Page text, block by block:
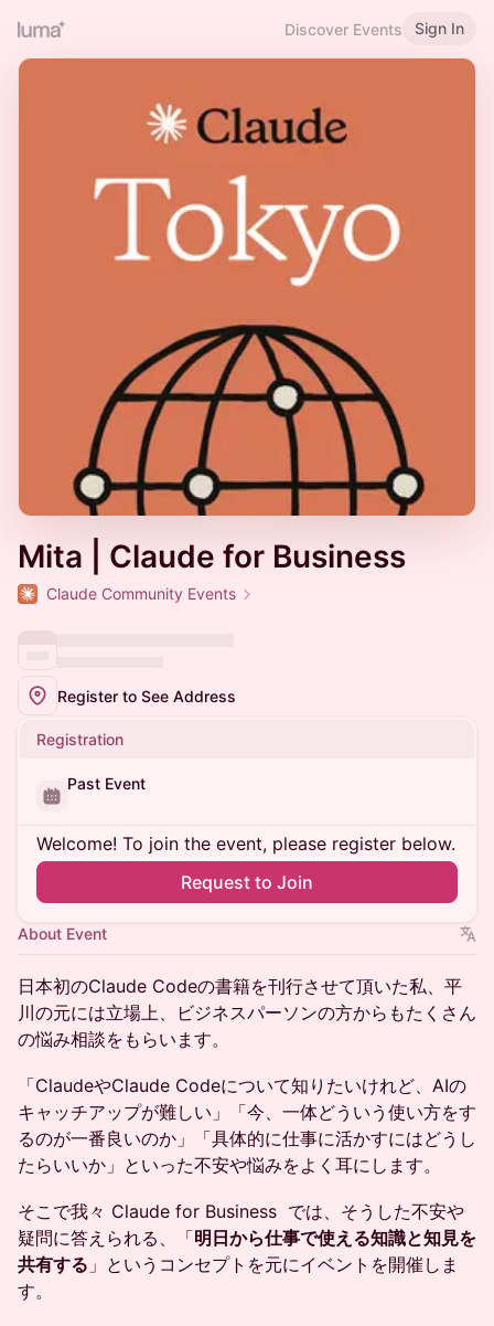
Discover Events Sign In
Mita | Claude for Business
Claude Community Events
Register to See Address
Registration
Past Event
Welcome! To join the event, please register below.
Request to Join
About Event
日本初のClaude Codeの書籍を刊行させて頂いた私、平
川の元には立場上、ビジネスパーソンの方からもたくさん
の悩み相談をもらいます。
「ClaudeやClaude Codeについて知りたいけれど、AIの
キャッチアップが難しい」「今、一体どういう使い方をす
るのが一番良いのか」「具体的に仕事に活かすにはどうし
たらいいか」といった不安や悩みをよく耳にします。
そこで我々 Claude for Business では、そうした不安や
疑問に答えられる、「明日から仕事で使える知識と知見を
共有する 」というコンセプトを元にイベントを開催しま
す。